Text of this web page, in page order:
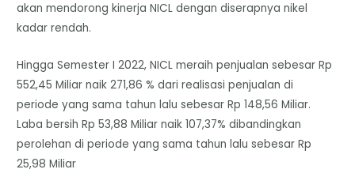
akan mendorong kinerja NICL dengan diserapnya nikel
kadar rendah.
Hingga Semester I 2022, NICL meraih penjualan sebesar Rp
552,45 Miliar naik 271,86 % dari realisasi penjualan di
periode yang sama tahun lalu sebesar Rp 148,56 Miliar.
Laba bersih Rp 53,88 Miliar naik 107,37% dibandingkan
perolehan di periode yang sama tahun lalu sebesar Rp
25,98 Miliar